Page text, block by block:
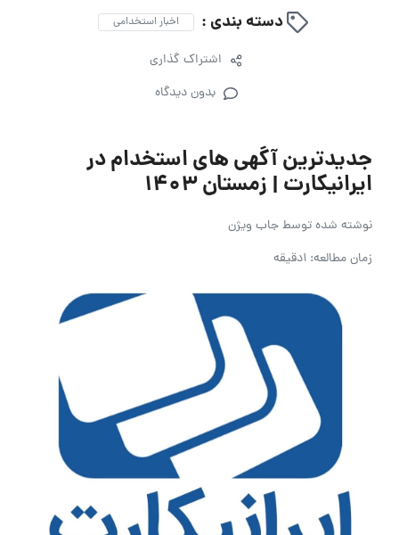
دسته بندی : اخبار استخدامی
اشتراک گذاری
بدون دیدگاه
جدیدترین آگهی های استخدام در
ایرانیکارت | زمستان ۱۴۰۳
نوشته شده توسطجاب ویژن
زمان مطالعه: 1دقیقه